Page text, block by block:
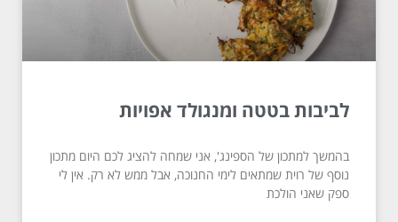
לביבות בטטה ומנגולד אפויות
בהמשך למתכון של הספינג', אני שמחה להציג לכם היום מתכון
נוסף של רוית שמתאים לימי החנוכה, אבל ממש לא רק. אין לי
ספק שאני הולכת